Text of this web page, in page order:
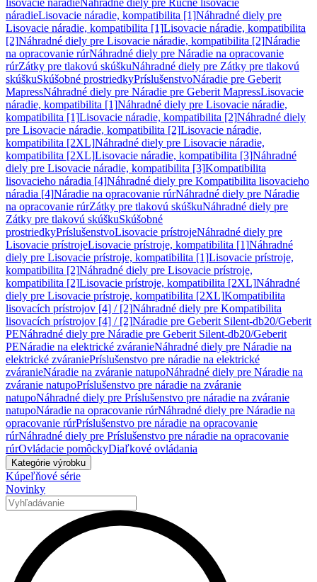
lisovacie náradieNáhradné diely pre Ručné lisovacie
náradieLisovacie náradie, kompatibilita [1]Náhradné diely pre
Lisovacie náradie, kompatibilita [1]Lisovacie náradie, kompatibilita
[2]Náhradné diely pre Lisovacie náradie, kompatibilita [2]Náradie
na opracovanie rúrNáhradné diely pre Náradie na opracovanie
rúrZátky pre tlakovú skúškuNáhradné diely pre Zátky pre tlakovú
skúškuSkúšobné prostriedkyPríslušenstvoNáradie pre Geberit
MapressNáhradné diely pre Náradie pre Geberit MapressLisovacie
náradie, kompatibilita [1]Náhradné diely pre Lisovacie náradie,
kompatibilita [1]Lisovacie náradie, kompatibilita [2]Náhradné diely
pre Lisovacie náradie, kompatibilita [2]Lisovacie náradie,
kompatibilita [2XL]Náhradné diely pre Lisovacie náradie,
kompatibilita [2XL]Lisovacie náradie, kompatibilita [3]Náhradné
diely pre Lisovacie náradie, kompatibilita [3]Kompatibilita
lisovacieho náradia [4]Náhradné diely pre Kompatibilita lisovacieho
náradia [4]Náradie na opracovanie rúrNáhradné diely pre Náradie
na opracovanie rúrZátky pre tlakovú skúškuNáhradné diely pre
Zátky pre tlakovú skúškuSkúšobné
prostriedkyPríslušenstvoLisovacie prístrojeNáhradné diely pre
Lisovacie prístrojeLisovacie prístroje, kompatibilita [1]Náhradné
diely pre Lisovacie prístroje, kompatibilita [1]Lisovacie prístroje,
kompatibilita [2]Náhradné diely pre Lisovacie prístroje,
kompatibilita [2]Lisovacie prístroje, kompatibilita [2XL]Náhradné
diely pre Lisovacie prístroje, kompatibilita [2XL]Kompatibilita
lisovacích prístrojov [4] / [2]Náhradné diely pre Kompatibilita
lisovacích prístrojov [4] / [2]Náradie pre Geberit Silent-db20/Geberit
PENáhradné diely pre Náradie pre Geberit Silent-db20/Geberit
PENáradie na elektrické zváranieNáhradné diely pre Náradie na
elektrické zváraniePríslušenstvo pre náradie na elektrické
zváranieNáradie na zváranie natupoNáhradné diely pre Náradie na
zváranie natupoPríslušenstvo pre náradie na zváranie
natupoNáhradné diely pre Príslušenstvo pre náradie na zváranie
natupoNáradie na opracovanie rúrNáhradné diely pre Náradie na
opracovanie rúrPríslušenstvo pre náradie na opracovanie
rúrNáhradné diely pre Príslušenstvo pre náradie na opracovanie
rúrOvládacie pomôckyDiaľkové ovládania
Kategórie výrobku
Kúpeľňové série
Novinky